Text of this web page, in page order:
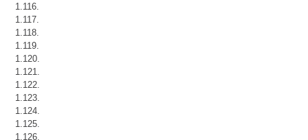
1.116.
1.117.
1.118.
1.119.
1.120.
1.121.
1.122.
1.123.
1.124.
1.125.
1.126.